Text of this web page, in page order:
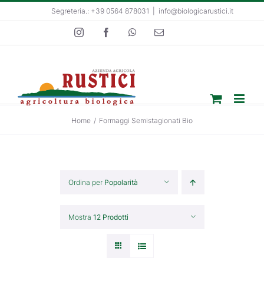
al
Segreteria.: +39 0564 878031 info@biologicarustici.it
InstagramFacebookWhatsApp
Email
Home / Formaggi Semistagionati Bio
Ordina per Popolarità
Mostra 12 Prodotti